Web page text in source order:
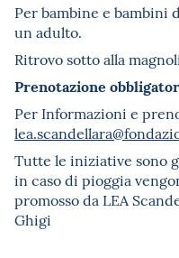
Per bambine e bambini
un adulto.
Ritrovo sotto alla
Prenotazione
Per Informazioni e
Tutte le iniziative sono
in caso di pioggia
promosso da LEA
Ghigi